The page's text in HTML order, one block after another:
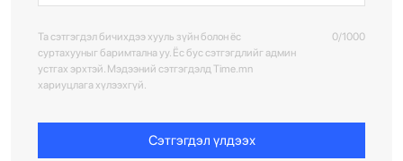
Та сэтгэгдэл бичихдээ хууль зүйн болон ёс
суртахууныг баримтална уу. Ёс бус сэтгэгдлийг админ
устгах эрхтэй. Мэдээний сэтгэгдэлд Time.mn
хариуцлага хүлээхгүй.
0/1000
Сэтгэгдэл үлдээх